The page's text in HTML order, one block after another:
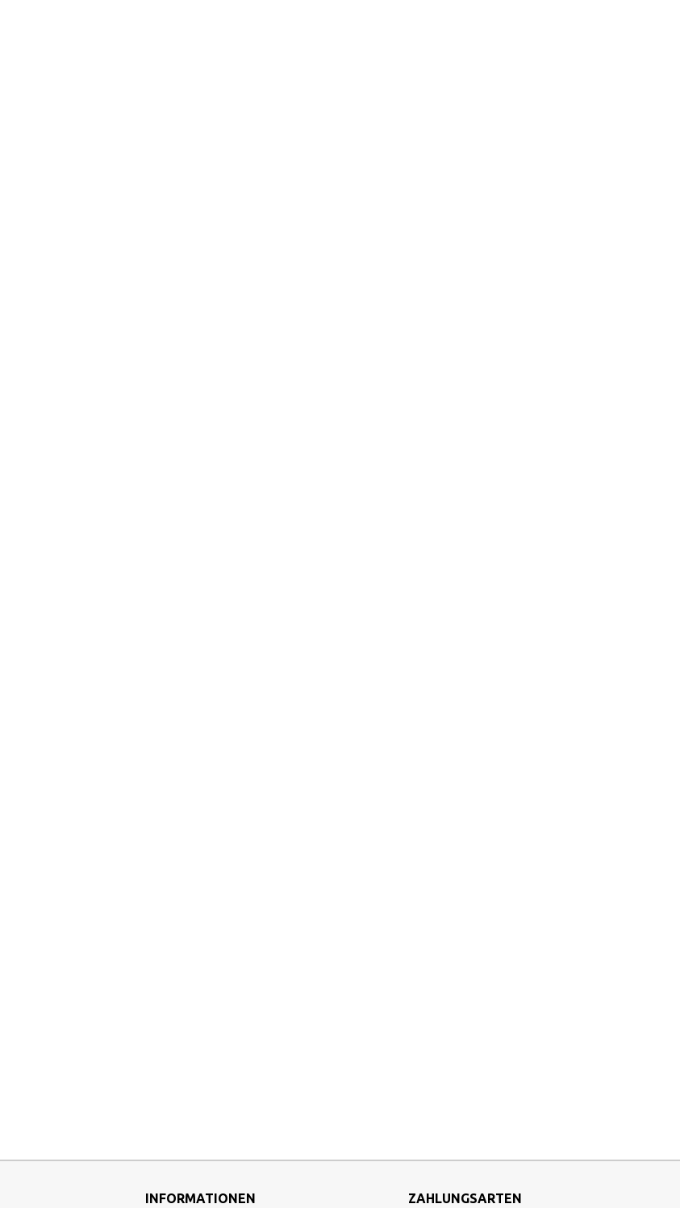
INFORMATIONEN ZAHLUNGSARTEN